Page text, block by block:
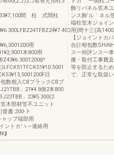
間 柱 式間柱
用
本800用
炉
日
数相入CBブラックCBブ
」21¥4.8側2本800
」23¥5.300(2
木部材笠不ユニット
督書:200-卜
ップ端部用
ントカ′ヽ―連絡用
飾リパネル笠木
ンス飾'ル｀ネル
端柱笠木ジョイ
用)間十三(高
【ジョイントカ
合計相包数
ス一仰評ンス一
搬・取付工事費
等を防止するた
で、正常な取扱